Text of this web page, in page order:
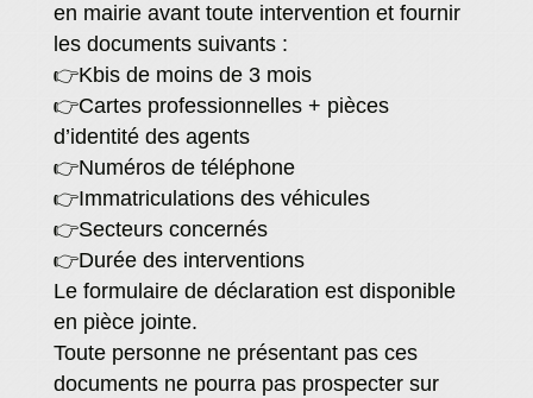
en mairie avant toute intervention et fournir
les documents suivants :
👉Kbis de moins de 3 mois
👉Cartes professionnelles + pièces
d’identité des agents
👉Numéros de téléphone
👉Immatriculations des véhicules
👉Secteurs concernés
👉Durée des interventions
Le formulaire de déclaration est disponible
en pièce jointe.
Toute personne ne présentant pas ces
documents ne pourra pas prospecter sur